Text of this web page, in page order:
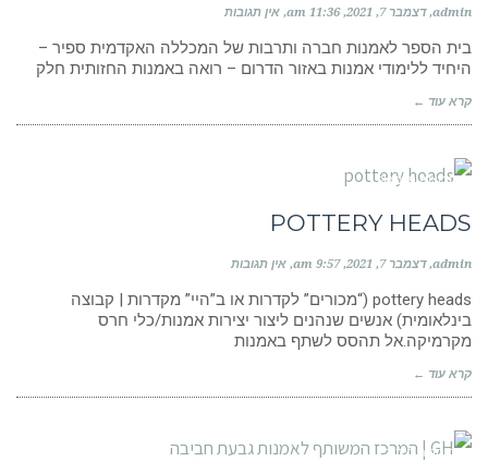
admin דצמבר 7, 2021 11:36 am אין תגובות
בית הספר לאמנות חברה ותרבות של המכללה האקדמית ספיר –
היחיד ללימודי אמנות באזור הדרום – רואה באמנות החזותית חלק
קרא עוד ←
קבוצות פייסבוק
POTTERY HEADS
admin דצמבר 7, 2021 9:57 am אין תגובות
pottery heads (“מכורים” לקדרות או ב”היי” מקדרות | קבוצה
בינלאומית) אנשים שנהנים ליצור יצירות אמנות/כלי חרס
מקרמיקה.אל תהסס לשתף באמנות
קרא עוד ←
מוסדות לימוד